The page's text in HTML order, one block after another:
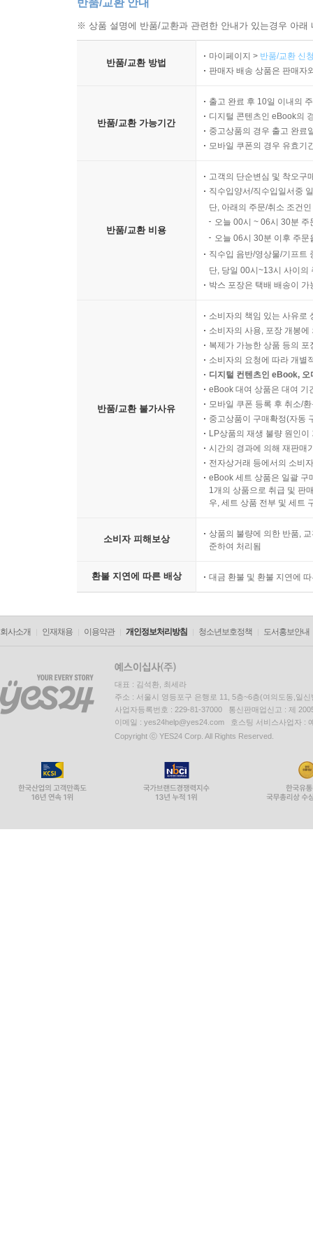
반품/교환 안내
※ 상품 설명에 반품/교환과 관련한 안내가 있는경우 아
반품/교환 방법
마이페이지 > 반품/교환 신
판매자 배송 상품은 판매자
반품/교환 가능기간
출고 완료 후 10일 이내의
디지털 콘텐츠인 eBook의
중고상품의 경우 출고 완료
모바일 쿠폰의 경우 유효기
반품/교환 비용
고객의 단순변심 및 착오구
직수입양서/직수입일서중
단, 아래의 주문/취소 조건
오늘 00시 ~ 06시 30분
오늘 06시 30분 이후 주
직수입 음반/영상물/기프트
단, 당일 00시~13시 사이의
박스 포장은 택배 배송이
반품/교환 불가사유
소비자의 책임 있는 사유로
소비자의 사용, 포장 개봉
복제가 가능한 상품 등의
소비자의 요청에 따라 개별
디지털 컨텐츠인 eBook,
eBook 대여 상품은 대여 기
모바일 쿠폰 등록 후 취소/
중고상품이 구매확정(자동
LP상품의 재생 불량 원인
시간의 경과에 의해 재판매
전자상거래 등에서의 소비
eBook 세트 상품은 일괄 구
1개의 상품으로 취급 및 판
우, 세트 상품 전부 및 세트
소비자 피해보상
상품의 불량에 의한 반품,
준하여 처리됨
환불 지연에 따른 배상 대금 환불 및 환불 지연에
회사소개 인재채용 이용약관 개인정보처리방침 청소년보호정책 도서홍보안내
대표 : 김석환, 최세라
주소 : 서울시 영등포구 은행로 11, 5층~6층(여의도동,일신
사업자등록번호 : 229-81-37000 통신판매업신고 : 제
이메일 : yes24help@yes24.com 호스팅 서비스사업자 :
Copyright ⓒ YES24 Corp. All Rights Reserved.